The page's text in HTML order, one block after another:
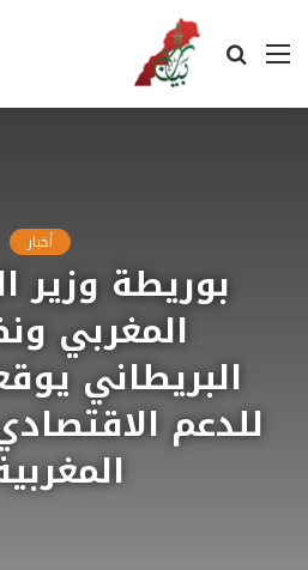
القائمة بحث
أخبار
بوريطة وزير
المغربي
البريطاني
للدعم